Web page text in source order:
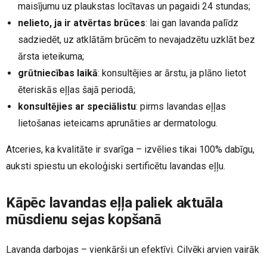
maisījumu uz plaukstas locītavas un pagaidi 24 stundas;
nelieto, ja ir atvērtas brūces: lai gan lavanda palīdz
sadziedēt, uz atklātām brūcēm to nevajadzētu uzklāt bez
ārsta ieteikuma;
grūtniecības laikā: konsultējies ar ārstu, ja plāno lietot
ēteriskās eļļas šajā periodā;
konsultējies ar speciālistu: pirms lavandas eļļas
lietošanas ieteicams aprunāties ar dermatologu.
Atceries, ka kvalitāte ir svarīga – izvēlies tikai 100% dabīgu,
auksti spiestu un ekoloģiski sertificētu lavandas eļļu.
Kāpēc lavandas eļļa paliek aktuāla
mūsdienu sejas kopšanā
Lavanda darbojas – vienkārši un efektīvi. Cilvēki arvien vairāk